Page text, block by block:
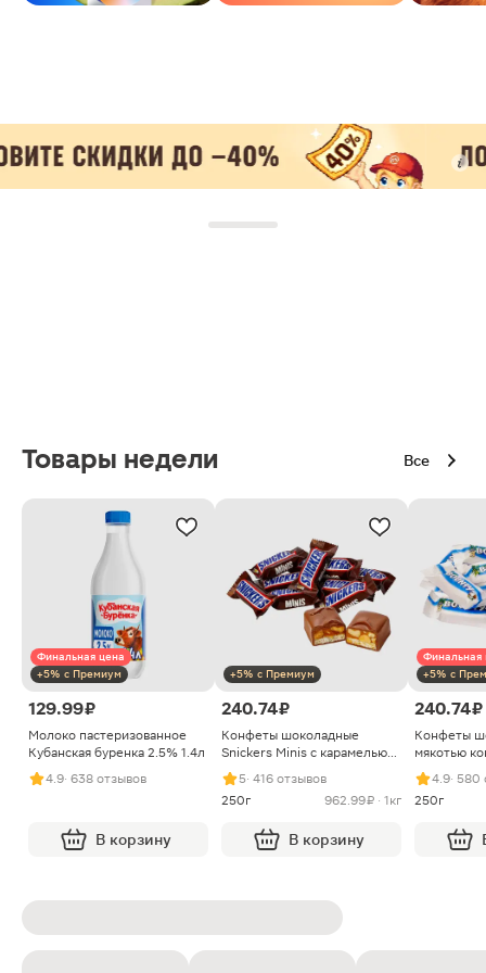
Товары недели Все
Финальная цена
+5% с Премиум
129.99 ₽
Молоко пастеризованное
Кубанская буренка 2.5% 1.4л
4.9· 638 отзывов
В корзину
+5% с Премиум
240.74 ₽
Конфеты шоколадные
Snickers Minis с карамелью
арахисом и нугой
5· 416 отзывов
250г
962.99 ₽ · 1кг
В корзину
Финальная
+5% с
240.74 ₽
Конфеты
мякотью
4.9· 580
250г